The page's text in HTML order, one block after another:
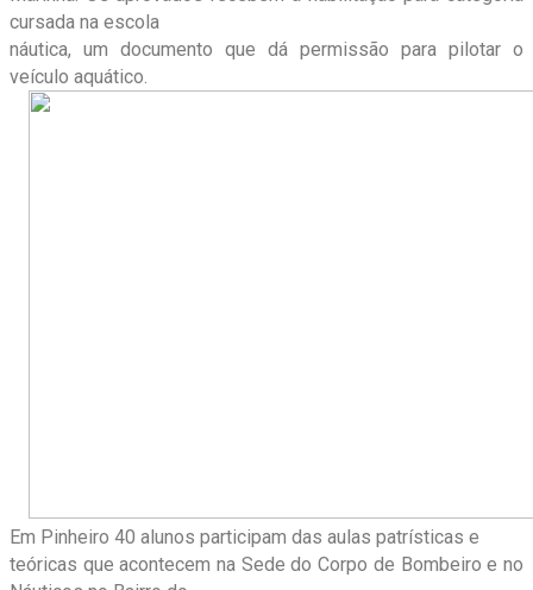
cursada na escola
náutica, um documento que dá permissão para pilotar o
veículo aquático.
Em Pinheiro 40 alunos participam das aulas patrísticas e
teóricas que acontecem na Sede do Corpo de Bombeiro e no